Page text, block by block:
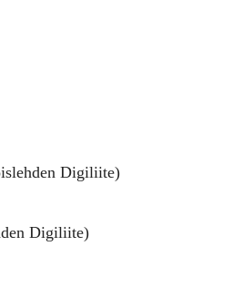
Digiliite)
Digiliite)